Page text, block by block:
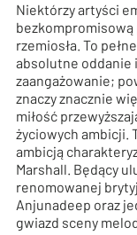
Niektórzy artyści
rzemiosła. To
absolutne oddanie
zaangażowanie;
znaczy znacznie
miłość
życiowych ambicji.
ambicją
Marshall. Będący
renomowanej
Anjunadeep oraz
gwiazd sceny